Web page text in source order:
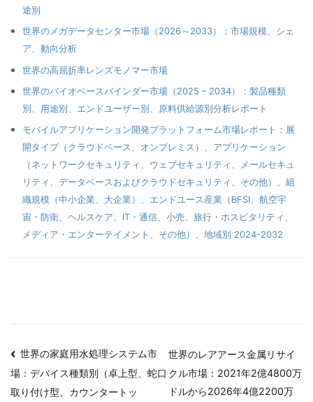
途別
世界のメガデータセンター市場（2026～2033）：市場規模、シェ
ア、動向分析
世界の高屈折率レンズモノマー市場
世界のバイオベースバインダー市場（2025 – 2034）：製品種類
別、用途別、エンドユーザー別、原料供給源別分析レポート
モバイルアプリケーション開発プラットフォーム市場レポート：展
開タイプ（クラウドベース、オンプレミス）、アプリケーション
（ネットワークセキュリティ、ウェブセキュリティ、メールセキュ
リティ、データベースおよびクラウドセキュリティ、その他）、組
織規模（中小企業、大企業）、エンドユース産業（BFSI、航空宇
宙・防衛、ヘルスケア、IT・通信、小売、旅行・ホスピタリティ、
メディア・エンターテイメント、その他）、地域別 2024-2032
投
稿
世界の家庭用水処理システム市
場：デバイス種類別（卓上型、蛇口
取り付け型、カウンタートッ
世界のレアアース金属リサイ
クル市場：2021年2億4800万
ドルから2026年4億2200万